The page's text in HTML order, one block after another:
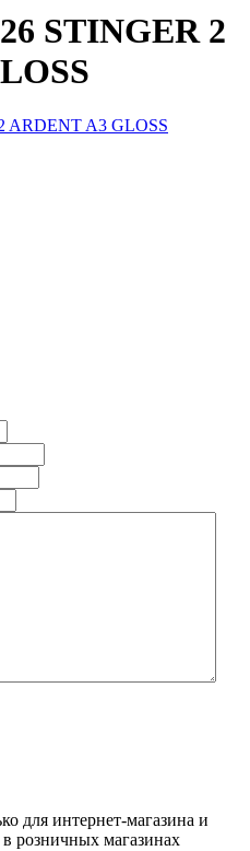
STINGER 2
для интернет-магазина и
розничных магазинах